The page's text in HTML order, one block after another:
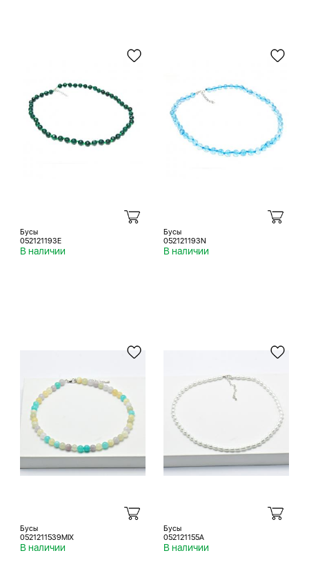
Бусы
052121193E
В наличии
Бусы
052121193N
В наличии
Бусы
0521211539MIX
В наличии
Бусы
052121155A
В наличии